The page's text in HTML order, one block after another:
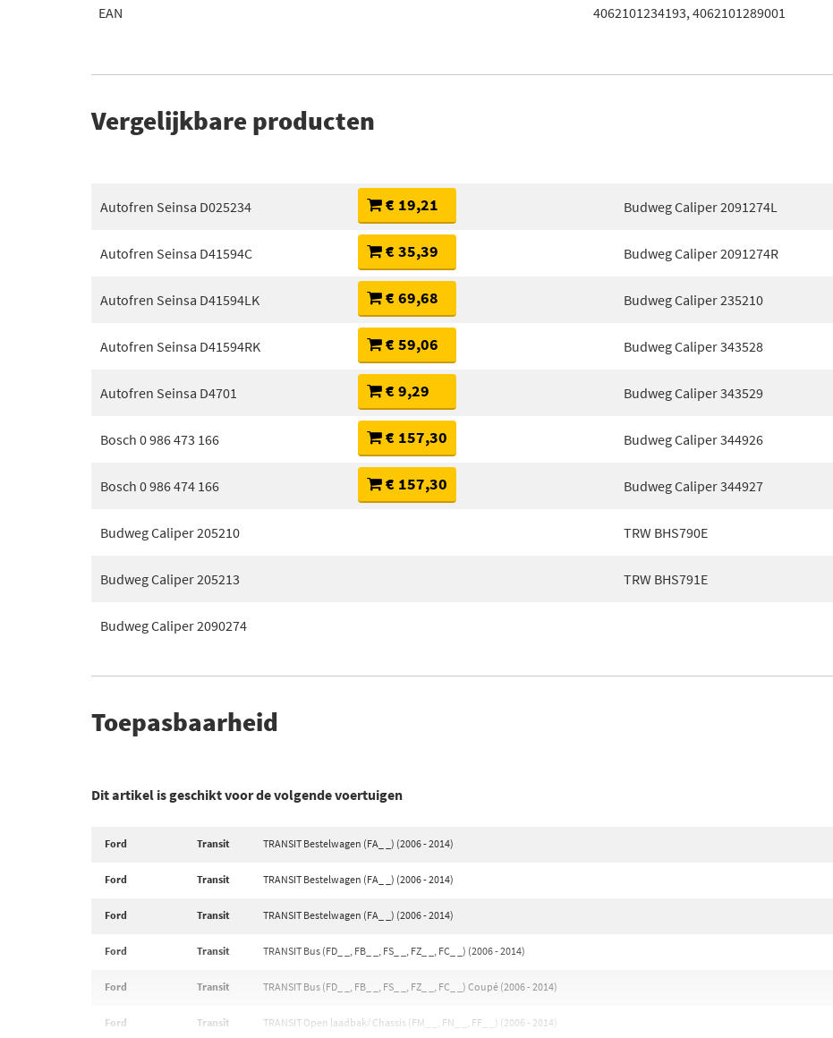
EAN
4062101234193, 4062101289001
Vergelijkbare producten
Autofren Seinsa D025234 € 19,21
Autofren Seinsa D41594C € 35,39
Autofren Seinsa D41594LK € 69,68
Autofren Seinsa D41594RK € 59,06
Autofren Seinsa D4701 € 9,29
Bosch 0 986 473 166 € 157,30
Bosch 0 986 474 166 € 157,30
Budweg Caliper 205210
Budweg Caliper 205213
Budweg Caliper 2090274
Budweg Caliper 2091274L
Budweg Caliper 2091274R
Budweg Caliper 235210
Budweg Caliper 343528
Budweg Caliper 343529
Budweg Caliper 344926
Budweg Caliper 344927
TRW BHS790E
TRW BHS791E
Toepasbaarheid
Dit artikel is geschikt voor de volgende voertuigen
Ford Transit TRANSIT Bestelwagen (FA_ _) (2006 - 2014)
Ford Transit TRANSIT Bestelwagen (FA_ _) (2006 - 2014)
Ford Transit TRANSIT Bestelwagen (FA_ _) (2006 - 2014)
Ford Transit TRANSIT Bus (FD_ _, FB_ _, FS_ _, FZ_ _, FC_ _) (2006 - 2014)
Ford Transit TRANSIT Bus (FD_ _, FB_ _, FS_ _, FZ_ _, FC_ _) Coupé (2006 - 2014)
Ford Transit TRANSIT Open laadbak/ Chassis (FM_ _, FN_ _, FF_ _) (2006 - 2014)